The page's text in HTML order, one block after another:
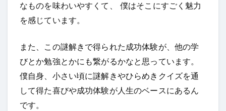
なものを味わいやすくて、 僕はそこにすごく魅力
を感じています。
また、この謎解きで得られた成功体験が、他の学
びとか勉強とかにも繋がるかなと思っています。
僕自身、小さい頃に謎解きやひらめきクイズを通
して得た喜びや成功体験が人生のベースにあるん
です。